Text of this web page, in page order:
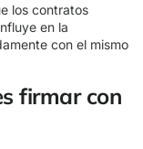
los contratos
en la
con el mismo
firmar con